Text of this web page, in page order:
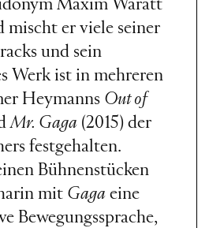
Maxim Waratt
er viele seiner
und sein
Werk ist in mehreren
Heymanns Out of
Mr. Gaga (2015) der
festgehalten.
Bühnenstücken
mit Gaga eine
Bewegungssprache,